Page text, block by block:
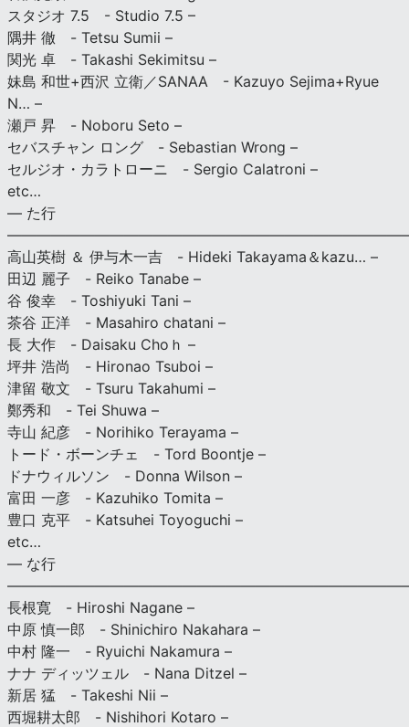
スタジオ 7.5 - Studio 7.5 –
隅井 徹 - Tetsu Sumii –
関光 卓 - Takashi Sekimitsu –
妹島 和世+西沢 立衛／SANAA - Kazuyo Sejima+Ryue
N… –
瀬戸 昇 - Noboru Seto –
セバスチャン ロング - Sebastian Wrong –
セルジオ・カラトローニ - Sergio Calatroni –
etc…
— た行
高山英樹 ＆ 伊与木一吉 - Hideki Takayama＆kazu… –
田辺 麗子 - Reiko Tanabe –
谷 俊幸 - Toshiyuki Tani –
茶谷 正洋 - Masahiro chatani –
長 大作 - Daisaku Choｈ –
坪井 浩尚 - Hironao Tsuboi –
津留 敬文 - Tsuru Takahumi –
鄭秀和 - Tei Shuwa –
寺山 紀彦 - Norihiko Terayama –
トード・ボーンチェ - Tord Boontje –
ドナウィルソン - Donna Wilson –
富田 一彦 - Kazuhiko Tomita –
豊口 克平 - Katsuhei Toyoguchi –
etc…
— な行
長根寛 - Hiroshi Nagane –
中原 慎一郎 - Shinichiro Nakahara –
中村 隆一 - Ryuichi Nakamura –
ナナ ディッツェル - Nana Ditzel –
新居 猛 - Takeshi Nii –
西堀耕太郎 - Nishihori Kotaro –